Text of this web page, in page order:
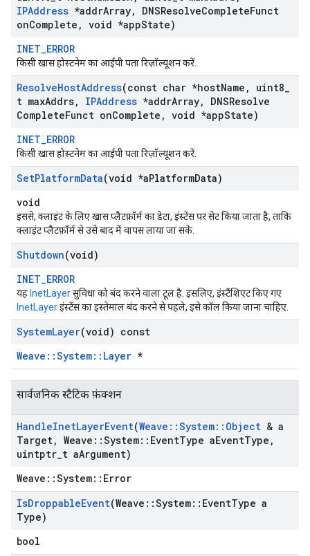
IPAddress *addrArray, DNSResolveCompleteFunct
onComplete , void *appState)
INET_ERROR
किसी खास होस्टनेम का आईपी पता रिज़ॉल्यूशन करें.
ResolveHostAddress(const char *hostName , uint8
t maxAddrs, IPAddress *addrArray,
DNSResolve
CompleteFunct onComplete , void *appState)
INET_ERROR
किसी खास होस्टनेम का आईपी पता रिज़ॉल्यूशन करें.
SetPlatformData(void *aPlatformData)
void
इससे, क्लाइंट के लिए खास प्लैटफ़ॉर्म का डेटा, इंस्टेंस पर सेट किया जाता है, ताकि
क्लाइंट प्लैटफ़ॉर्म से उसे बाद में वापस लाया जा सके.
Shutdown(void)
INET_ERROR
यह InetLayerसुविधा को बंद करने वाला टूल है. इसलिए, इंस्टैंशिएट किए गए
InetLayerइंस्टेंस का इस्तेमाल बंद करने से पहले, इसे कॉल किया जाना चाहिए.
SystemLayer(void) const
Weave::System::Layer *
सार्वजनिक स्टैटिक फ़ंक्शन
HandleInetLayerEvent(Weave ::System:: Object & a
Target, Weave ::System:: EventType aEventType ,
uintptr t aArgument)
Weave::System::Error
IsDroppableEvent(Weave ::System:: EventType a
Type)
bool